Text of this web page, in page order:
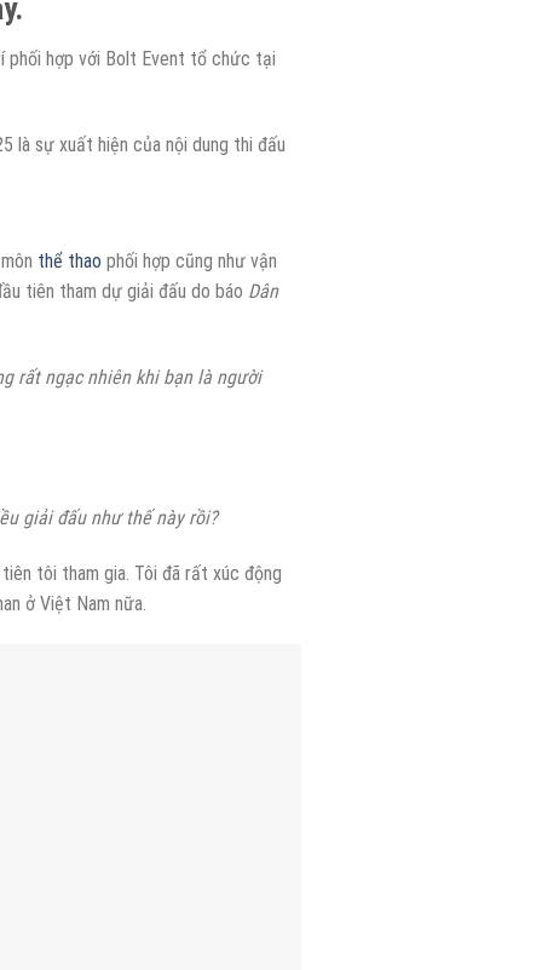
phối hợp với Bolt Event tổ chức tại
là sự xuất hiện của nội dung thi đấu
thể thao phối hợp cũng như vận
tiên tham dự giải đấu do báo Dân
rất ngạc nhiên khi bạn là người
giải đấu như thế này rồi?
tôi tham gia. Tôi đã rất xúc động
ở Việt Nam nữa.